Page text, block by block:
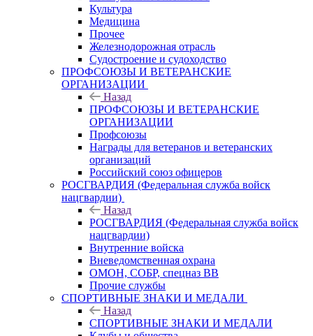
Культура
Медицина
Прочее
Железнодорожная отрасль
Судостроение и судоходство
ПРОФСОЮЗЫ И ВЕТЕРАНСКИЕ
ОРГАНИЗАЦИИ
Назад
ПРОФСОЮЗЫ И ВЕТЕРАНСКИЕ
ОРГАНИЗАЦИИ
Профсоюзы
Награды для ветеранов и ветеранских
организаций
Российский союз офицеров
РОСГВАРДИЯ (Федеральная служба войск
нацгвардии)
Назад
РОСГВАРДИЯ (Федеральная служба войск
нацгвардии)
Внутренние войска
Вневедомственная охрана
ОМОН, СОБР, спецназ ВВ
Прочие службы
СПОРТИВНЫЕ ЗНАКИ И МЕДАЛИ
Назад
СПОРТИВНЫЕ ЗНАКИ И МЕДАЛИ